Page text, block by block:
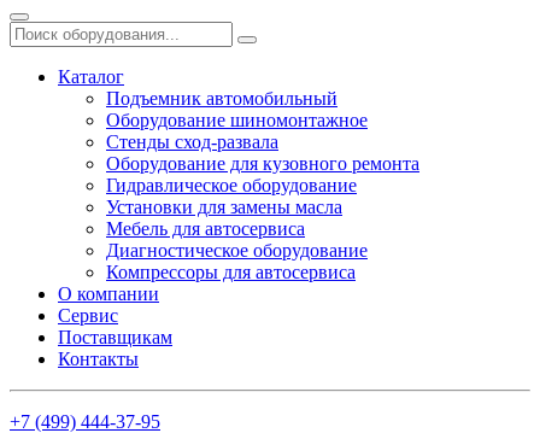
Каталог
Подъемник автомобильный
Оборудование шиномонтажное
Стенды сход-развала
Оборудование для кузовного ремонта
Гидравлическое оборудование
Установки для замены масла
Мебель для автосервиса
Диагностическое оборудование
Компрессоры для автосервиса
О компании
Сервис
Поставщикам
Контакты
+7 (499) 444-37-95